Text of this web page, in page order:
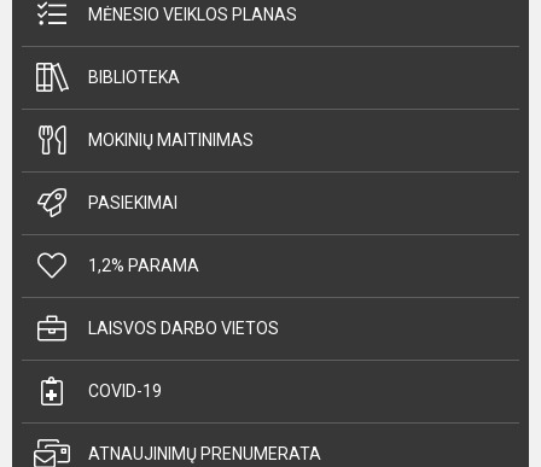
MĖNESIO VEIKLOS PLANAS
BIBLIOTEKA
MOKINIŲ MAITINIMAS
PASIEKIMAI
1,2% PARAMA
LAISVOS DARBO VIETOS
COVID-19
ATNAUJINIMŲ PRENUMERATA